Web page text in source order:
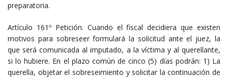
preparatoria.
Artículo 161º Petición. Cuando el fiscal decidiera que existen
motivos para sobreseer formulará la solicitud ante el juez, la
que será comunicada al imputado, a la víctima y al querellante,
si lo hubiere. En el plazo común de cinco (5) días podrán: 1) La
querella, objetar el sobreseimiento y solicitar la continuación de